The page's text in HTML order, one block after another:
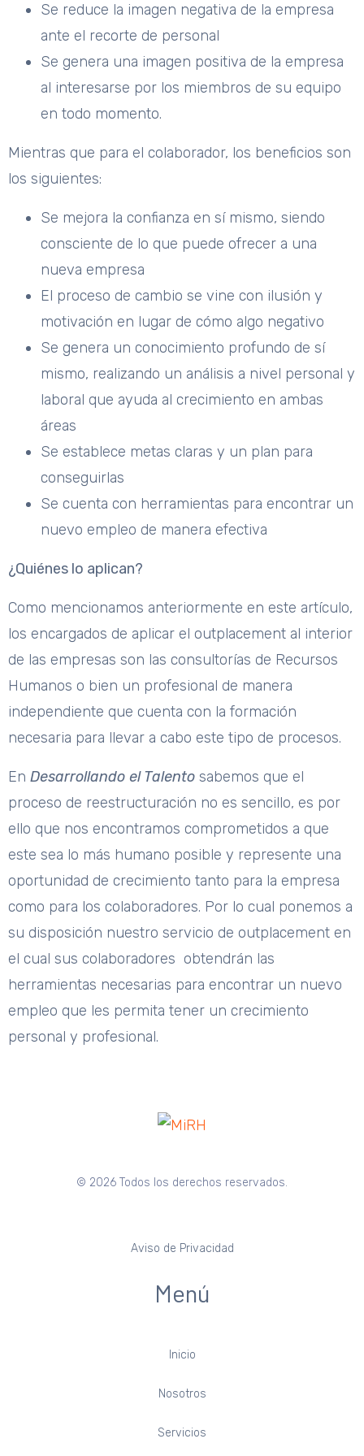
Se reduce la imagen negativa de la empresa
ante el recorte de personal
Se genera una imagen positiva de la empresa
al interesarse por los miembros de su equipo
en todo momento.
Mientras que para el colaborador, los beneficios son
los siguientes:
Se mejora la confianza en sí mismo, siendo
consciente de lo que puede ofrecer a una
nueva empresa
El proceso de cambio se vine con ilusión y
motivación en lugar de cómo algo negativo
Se genera un conocimiento profundo de sí
mismo, realizando un análisis a nivel personal y
laboral que ayuda al crecimiento en ambas
áreas
Se establece metas claras y un plan para
conseguirlas
Se cuenta con herramientas para encontrar un
nuevo empleo de manera efectiva
¿Quiénes lo aplican?
Como mencionamos anteriormente en este artículo,
los encargados de aplicar el outplacement al interior
de las empresas son las consultorías de Recursos
Humanos o bien un profesional de manera
independiente que cuenta con la formación
necesaria para llevar a cabo este tipo de procesos.
En Desarrollando el Talento sabemos que el
proceso de reestructuración no es sencillo, es por
ello que nos encontramos comprometidos a que
este sea lo más humano posible y represente una
oportunidad de crecimiento tanto para la empresa
como para los colaboradores. Por lo cual ponemos a
su disposición nuestro servicio de outplacement en
el cual sus colaboradores obtendrán las
herramientas necesarias para encontrar un nuevo
empleo que les permita tener un crecimiento
personal y profesional.
© 2026 Todos los derechos reservados.
Aviso de Privacidad
Menú
Inicio
Nosotros
Servicios